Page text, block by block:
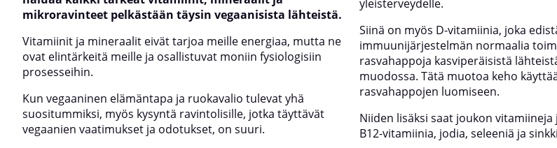
mikroravinteet pelkästään täysin vegaanisista lähteistä.
Vitamiinit ja mineraalit eivät tarjoa meille energiaa, mutta ne
ovat elintärkeitä meille ja osallistuvat moniin fysiologisiin
prosesseihin.
Kun vegaaninen elämäntapa ja ruokavalio tulevat yhä
suositummiksi, myös kysyntä ravintolisille, jotka täyttävät
vegaanien vaatimukset ja odotukset, on suuri.
yleisterveydelle.
Siinä on myös D-vitamiinia, joka
immuunijärjestelmän normaalia
rasvahappoja kasviperäisistä
muodossa. Tätä muotoa keho
rasvahappojen luomiseen.
Niiden lisäksi saat joukon
B12-vitamiinia, jodia, seleeniä ja